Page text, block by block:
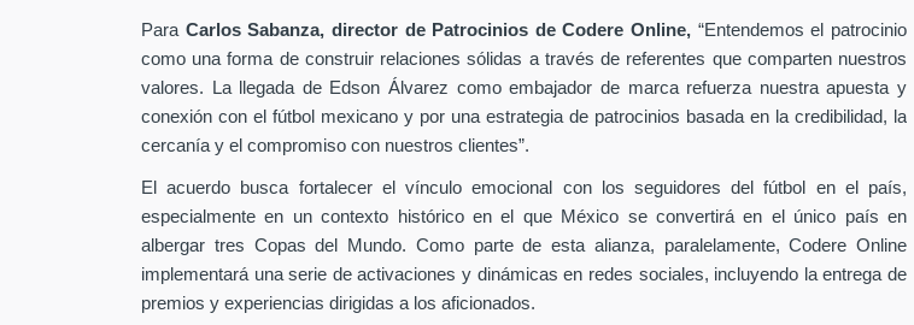
Para Carlos Sabanza, director de Patrocinios de Codere Online, “Entendemos el patrocinio
como una forma de construir relaciones sólidas a través de referentes que comparten nuestros
valores. La llegada de Edson Álvarez como embajador de marca refuerza nuestra apuesta y
conexión con el fútbol mexicano y por una estrategia de patrocinios basada en la credibilidad, la
cercanía y el compromiso con nuestros clientes”.
El acuerdo busca fortalecer el vínculo emocional con los seguidores del fútbol en el país,
especialmente en un contexto histórico en el que México se convertirá en el único país en
albergar tres Copas del Mundo. Como parte de esta alianza, paralelamente, Codere Online
implementará una serie de activaciones y dinámicas en redes sociales, incluyendo la entrega de
premios y experiencias dirigidas a los aficionados.